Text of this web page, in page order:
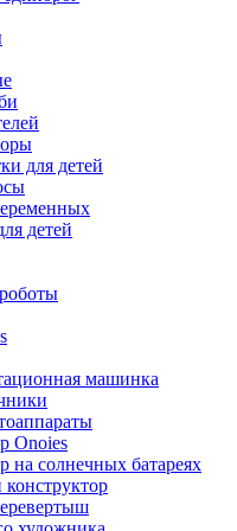
для детей
детей
машинка
Onoies
на солнечных батареях